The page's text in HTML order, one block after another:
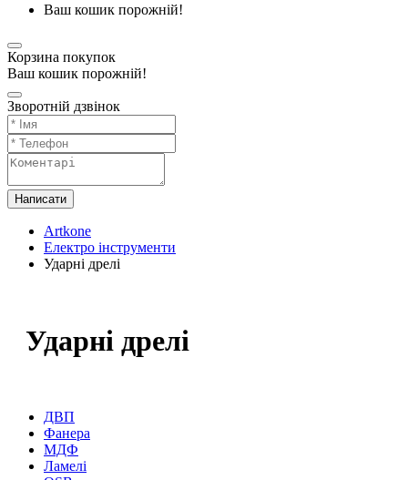
Ваш кошик порожній!
Корзина покупок
Ваш кошик порожній!
Зворотній дзвінок
Написати
Artkone
Електро інструменти
Ударні дрелі
Ударні дрелі
ДВП
Фанера
МДФ
Ламелі